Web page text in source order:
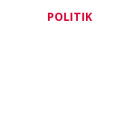
POLITIK